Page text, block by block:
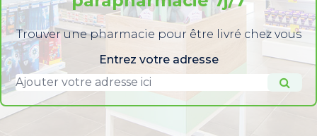
Trouver une pharmacie pour être livré chez vous
Entrez votre adresse